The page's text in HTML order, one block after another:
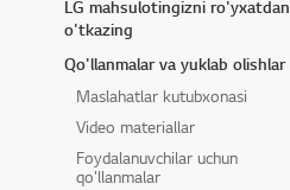
LG mahsulotingizni ro'yxatdan
o'tkazing
Qo'llanmalar va yuklab olishlar
Maslahatlar kutubxonasi
Video materiallar
Foydalanuvchilar uchun
qo'llanmalar